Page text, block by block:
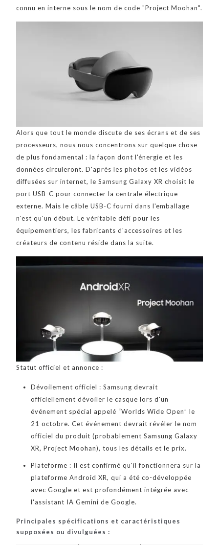
connu en interne sous le nom de code "Project Moohan".
Alors que tout le monde discute de ses écrans et de ses
processeurs, nous nous concentrons sur quelque chose
de plus fondamental : la façon dont l'énergie et les
données circuleront. D'après les photos et les vidéos
diffusées sur internet, le Samsung Galaxy XR choisit le
port USB-C pour connecter la centrale électrique
externe. Mais le câble USB-C fourni dans l'emballage
n'est qu'un début. Le véritable défi pour les
équipementiers, les fabricants d'accessoires et les
créateurs de contenu réside dans la suite.
Statut officiel et annonce :
Dévoilement officiel : Samsung devrait
officiellement dévoiler le casque lors d'un
événement spécial appelé “Worlds Wide Open” le
21 octobre. Cet événement devrait révéler le nom
officiel du produit (probablement Samsung Galaxy
XR, Project Moohan), tous les détails et le prix.
Plateforme : Il est confirmé qu'il fonctionnera sur la
plateforme Android XR, qui a été co-développée
avec Google et est profondément intégrée avec
l'assistant IA Gemini de Google.
Principales spécifications et caractéristiques
supposées ou divulguées :